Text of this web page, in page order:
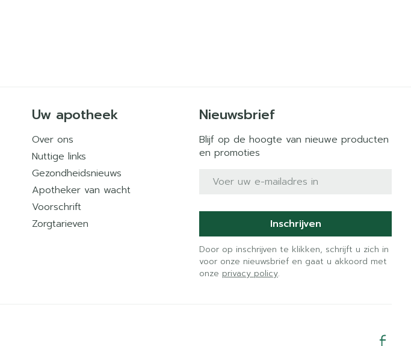
Uw apotheek
Over ons
Nuttige links
Gezondheidsnieuws
Apotheker van wacht
Voorschrift
Zorgtarieven
Nieuwsbrief
Blijf op de hoogte van nieuwe producten
en promoties
Inschrijven
Door op inschrijven te klikken, schrijft u zich in
voor onze nieuwsbrief en gaat u akkoord met
onze privacy policy.